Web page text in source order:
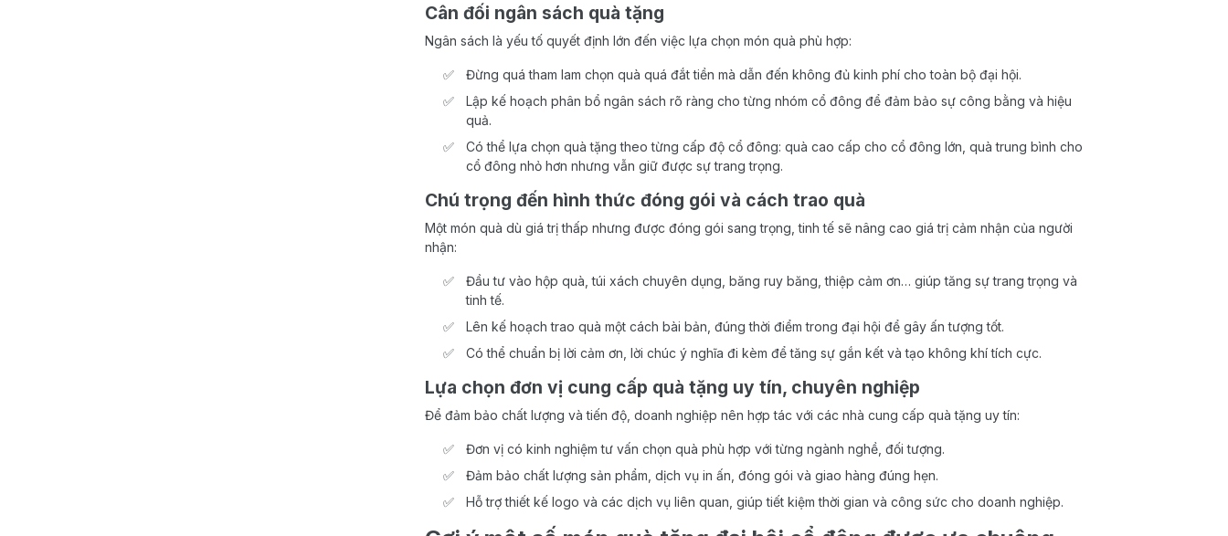
Cân đối ngân sách quà tặng
Ngân sách là yếu tố quyết định lớn đến việc lựa chọn món quà phù hợp:
Đừng quá tham lam chọn quà quá đắt tiền mà dẫn đến không đủ kinh phí cho toàn bộ đại hội.
Lập kế hoạch phân bổ ngân sách rõ ràng cho từng nhóm cổ đông để đảm bảo sự công bằng và hiệu
quả.
Có thể lựa chọn quà tặng theo từng cấp độ cổ đông: quà cao cấp cho cổ đông lớn, quà trung bình cho
cổ đông nhỏ hơn nhưng vẫn giữ được sự trang trọng.
Chú trọng đến hình thức đóng gói và cách trao quà
Một món quà dù giá trị thấp nhưng được đóng gói sang trọng, tinh tế sẽ nâng cao giá trị cảm nhận của người
nhận:
Đầu tư vào hộp quà, túi xách chuyên dụng, băng ruy băng, thiệp cảm ơn… giúp tăng sự trang trọng và
tinh tế.
Lên kế hoạch trao quà một cách bài bản, đúng thời điểm trong đại hội để gây ấn tượng tốt.
Có thể chuẩn bị lời cảm ơn, lời chúc ý nghĩa đi kèm để tăng sự gắn kết và tạo không khí tích cực.
Lựa chọn đơn vị cung cấp quà tặng uy tín, chuyên nghiệp
Để đảm bảo chất lượng và tiến độ, doanh nghiệp nên hợp tác với các nhà cung cấp quà tặng uy tín:
Đơn vị có kinh nghiệm tư vấn chọn quà phù hợp với từng ngành nghề, đối tượng.
Đảm bảo chất lượng sản phẩm, dịch vụ in ấn, đóng gói và giao hàng đúng hẹn.
Hỗ trợ thiết kế logo và các dịch vụ liên quan, giúp tiết kiệm thời gian và công sức cho doanh nghiệp.